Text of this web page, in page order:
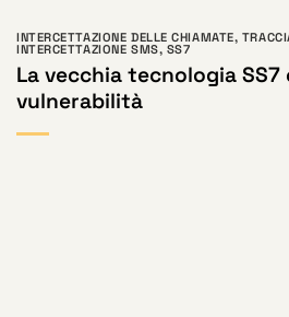
INTERCETTAZIONE DELLE CHIAMATE,
INTERCETTAZIONE SMS, SS7
La vecchia tecnologia
vulnerabilità